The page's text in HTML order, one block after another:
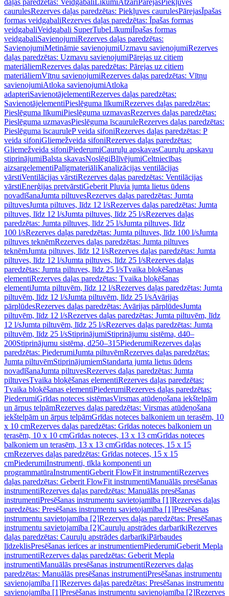
daļas paredzētas: Veidgabali LīkumiAtzari PārejasPiekļuves
caurulesRezerves daļas paredzētas: Piekļuves caurulesPārejasĪpašas
formas veidgabaliRezerves daļas paredzētas: Īpašas formas
veidgabaliVeidgabali SuperTubeLīkumiĪpašas formas
veidgabaliSavienojumiRezerves daļas paredzētas:
SavienojumiMetināmie savienojumiUzmavu savienojumiRezerves
daļas paredzētas: Uzmavu savienojumiPārejas uz citiem
materiāliemRezerves daļas paredzētas: Pārejas uz citiem
materiāliemVītņu savienojumiRezerves daļas paredzētas: Vītņu
savienojumiAtloka savienojumiAtloka
adapteriSavienotājelementiRezerves daļas paredzētas:
SavienotājelementiPieslēguma līkumiRezerves daļas paredzētas:
Pieslēguma līkumiPieslēguma uzmavasRezerves daļas paredzētas:
Pieslēguma uzmavasPieslēguma īscauruleRezerves daļas paredzētas:
Pieslēguma īscauruleP veida sifoniRezerves daļas paredzētas: P
veida sifoniGliemežveida sifoniRezerves daļas paredzētas:
Gliemežveida sifoniPiederumiCauruļu apskavasCauruļu apskavu
stiprinājumiBalsta skavasNoslēgiBlīvējumiCeltniecības
aizsargelementiPalīgmateriāliKanalizācijas ventilācijas
vārstiVentilācijas vārstiRezerves daļas paredzētas: Ventilācijas
vārstiEnerģijas pretvārstiGeberit Pluvia jumta lietus ūdens
novadīšanaJumta piltuvesRezerves daļas paredzētas: Jumta
piltuvesJumta piltuves, līdz 12 l/sRezerves daļas paredzētas: Jumta
piltuves, līdz 12 l/sJumta piltuves, līdz 25 l/sRezerves daļas
paredzētas: Jumta piltuves, līdz 25 l/sJumta piltuves, līdz
100 l/sRezerves daļas paredzētas: Jumta piltuves, līdz 100 l/sJumta
piltuves teknēmRezerves daļas paredzētas: Jumta piltuves
teknēmJumta piltuves, līdz 12 l/sRezerves daļas paredzētas: Jumta
piltuves, līdz 12 l/sJumta piltuves, līdz 25 l/sRezerves daļas
paredzētas: Jumta piltuves, līdz 25 l/sTvaika bloķēšanas
elementiRezerves daļas paredzētas: Tvaika bloķēšanas
elementiJumta piltuvēm, līdz 12 l/sRezerves daļas paredzētas: Jumta
piltuvēm, līdz 12 l/sJumta piltuvēm, līdz 25 l/sAvārijas
pārplūdesRezerves daļas paredzētas: Avārijas pārplūdesJumta
piltuvēm, līdz 12 l/sRezerves daļas paredzētas: Jumta piltuvēm, līdz
12 l/sJumta piltuvēm, līdz 25 l/sRezerves daļas paredzētas: Jumta
piltuvēm, līdz 25 l/sStiprinājumiStiprinājumu sistēma, d40–
200Stiprinājumu sistēma, d250–315PiederumiRezerves daļas
paredzētas: PiederumiJumta piltuvēmRezerves daļas paredzētas:
Jumta piltuvēmStiprinājumiemStandarta jumta lietus ūdens
novadīšanaJumta piltuvesRezerves daļas paredzētas: Jumta
piltuvesTvaika bloķēšanas elementiRezerves daļas paredzētas:
Tvaika bloķēšanas elementiPiederumiRezerves daļas paredzētas:
PiederumiGrīdas noteces sistēmasVirsmas atūdeņošana iekštelpām
un ārpus telpāmRezerves daļas paredzētas: Virsmas atūdeņošana
iekštelpām un ārpus telpāmGrīdas noteces balkoniem un terasēm, 10
x 10 cmRezerves daļas paredzētas: Grīdas noteces balkoniem un
terasēm, 10 x 10 cmGrīdas noteces, 13 x 13 cmGrīdas noteces
balkoniem un terasēm, 13 x 13 cmGrīdas noteces, 15 x 15
cmRezerves daļas paredzētas: Grīdas noteces, 15 x 15
cmPiederumiInstrumenti, tīkla komponenti un
programmatūraInstrumentiGeberit FlowFit instrumentiRezerves
daļas paredzētas: Geberit FlowFit instrumentiManuālās presēšanas
instrumentiRezerves daļas paredzētas: Manuālās presēšanas
instrumentiPresēšanas instrumentu savietojamība [1]Rezerves daļas
paredzētas: Presēšanas instrumentu savietojamība [1]Presēšanas
instrumentu savietojamība [2]Rezerves daļas paredzētas: Presēšanas
instrumentu savietojamība [2]Cauruļu apstrādes darbarīkiRezerves
daļas paredzētas: Cauruļu apstrādes darbarīkiPārbaudes
līdzeklisPresēšanas ierīces ar instrumentiemPiederumiGeberit Mepla
instrumentiRezerves daļas paredzētas: Geberit Mepla
instrumentiManuālās presēšanas instrumentiRezerves daļas
paredzētas: Manuālās presēšanas instrumentiPresēšanas instrumentu
savienojamība [1]Rezerves daļas paredzētas: Presēšanas instrumentu
savienojamība [1]Presēšanas instrumentu savienojamība [2]Rezerves